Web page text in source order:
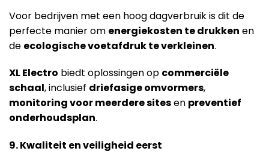
Voor bedrijven met een hoog dagverbruik is dit de
perfecte manier om energiekosten te drukken en
de ecologische voetafdruk te verkleinen.
XL Electro biedt oplossingen op commerciële
schaal, inclusief driefasige omvormers,
monitoring voor meerdere sitesen preventief
onderhoudsplan.
9. Kwaliteit en veiligheid eerst